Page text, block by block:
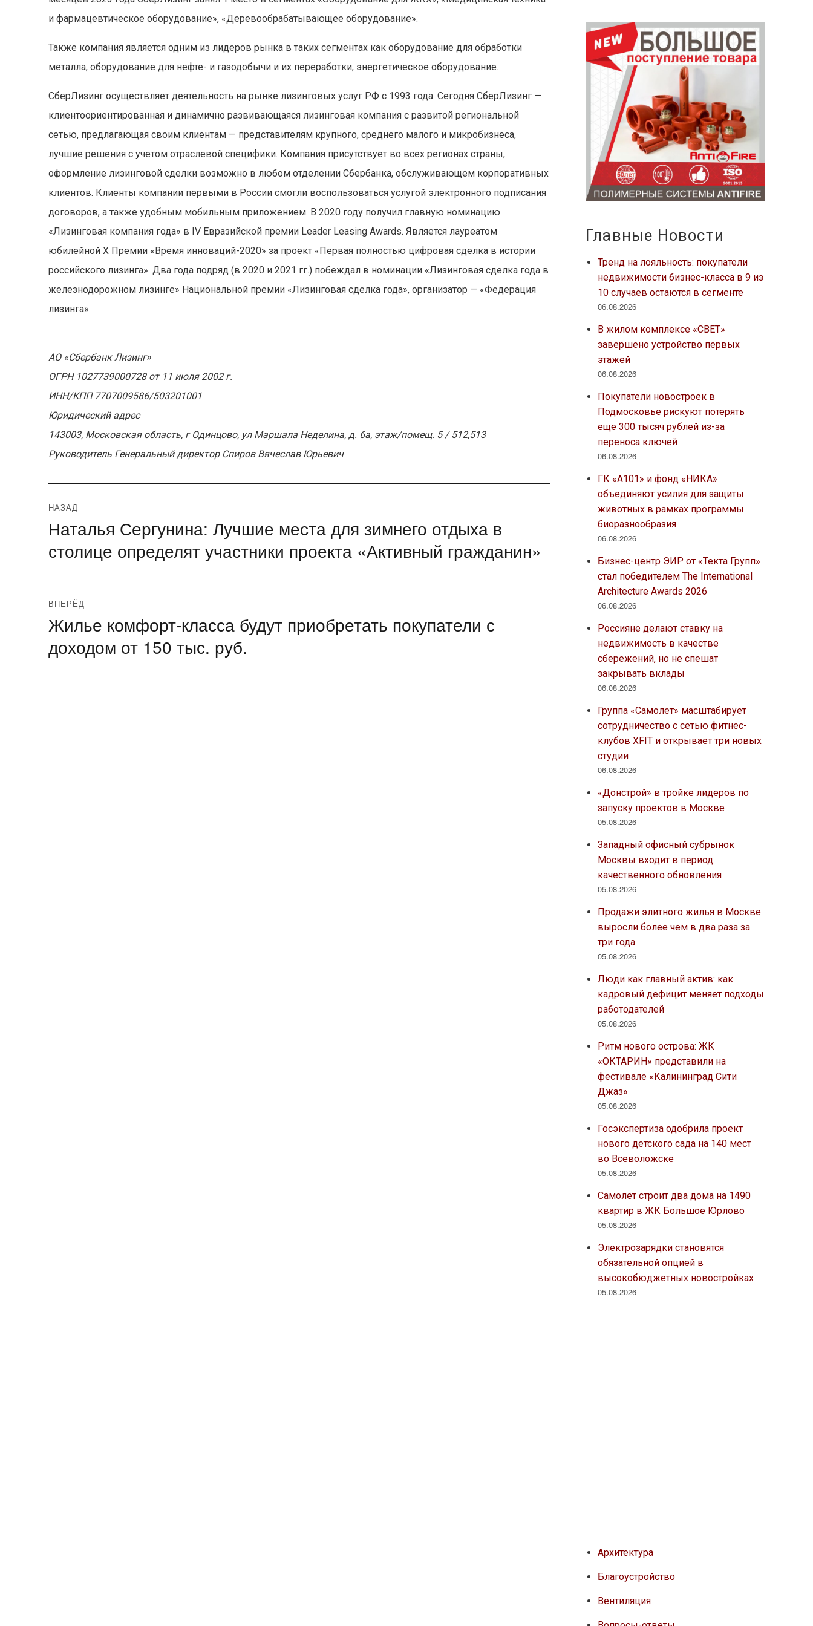
и фармацевтическое оборудование», «Деревообрабатывающее оборудование».
Также компания является одним из лидеров рынка в таких сегментах как оборудование для обработки
металла, оборудование для нефте- и газодобычи и их переработки, энергетическое оборудование.
СберЛизинг осуществляет деятельность на рынке лизинговых услуг РФ с 1993 года. Сегодня СберЛизинг —
клиентоориентированная и динамично развивающаяся лизинговая компания с развитой региональной
сетью, предлагающая своим клиентам — представителям крупного, среднего малого и микробизнеса,
лучшие решения с учетом отраслевой специфики. Компания присутствует во всех регионах страны,
оформление лизинговой сделки возможно в любом отделении Сбербанка, обслуживающем корпоративных
клиентов. Клиенты компании первыми в России смогли воспользоваться услугой электронного подписания
договоров, а также удобным мобильным приложением. В 2020 году получил главную номинацию
«Лизинговая компания года» в IV Евразийской премии Leader Leasing Awards. Является лауреатом
юбилейной X Премии «Время инноваций-2020» за проект «Первая полностью цифровая сделка в истории
российского лизинга». Два года подряд (в 2020 и 2021 гг.) побеждал в номинации «Лизинговая сделка года в
железнодорожном лизинге» Национальной премии «Лизинговая сделка года», организатор — «Федерация
лизинга».
АО «Сбербанк Лизинг»
ОГРН 1027739000728 от 11 июля 2002 г.
ИНН/КПП 7707009586/503201001
Юридический адрес
143003, Московская область, г Одинцово, ул Маршала Неделина, д. 6а, этаж/помещ. 5 / 512,513
Руководитель Генеральный директор Спиров Вячеслав Юрьевич
Навигация
по
записям
НАЗАД
Предыдущая
Наталья Сергунина: Лучшие места для зимнего отдыха в
столице определят участники проекта «Активный гражданин»
ВПЕРЁД
Следующая
Жилье комфорт-класса будут приобретать покупатели с
доходом от 150 тыс. руб.
Главные Новости
Тренд на лояльность: покупатели
недвижимости бизнес-класса в 9 из
10 случаев остаются в сегменте
06.08.2026
В жилом комплексе «СВЕТ»
завершено устройство первых
этажей
06.08.2026
Покупатели новостроек в
Подмосковье рискуют потерять
еще 300 тысяч рублей из-за
переноса ключей
06.08.2026
ГК «А101» и фонд «НИКА»
объединяют усилия для защиты
животных в рамках программы
биоразнообразия
06.08.2026
Бизнес-центр ЭИР от «Текта Групп»
стал победителем The International
Architecture Awards 2026
06.08.2026
Россияне делают ставку на
недвижимость в качестве
сбережений, но не спешат
закрывать вклады
06.08.2026
Группа «Самолет» масштабирует
сотрудничество с сетью фитнес-
клубов XFIT и открывает три новых
студии
06.08.2026
«Донстрой» в тройке лидеров по
запуску проектов в Москве
05.08.2026
Западный офисный субрынок
Москвы входит в период
качественного обновления
05.08.2026
Продажи элитного жилья в Москве
выросли более чем в два раза за
три года
05.08.2026
Люди как главный актив: как
кадровый дефицит меняет подходы
работодателей
05.08.2026
Ритм нового острова: ЖК
«ОКТАРИН» представили на
фестивале «Калининград Сити
Джаз»
05.08.2026
Госэкспертиза одобрила проект
нового детского сада на 140 мест
во Всеволожске
05.08.2026
Самолет строит два дома на 1490
квартир в ЖК Большое Юрлово
05.08.2026
Электрозарядки становятся
обязательной опцией в
высокобюджетных новостройках
05.08.2026
Архитектура
Благоустройство
Вентиляция